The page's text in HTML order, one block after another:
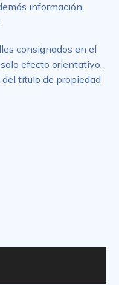
información,
consignados en el
efecto orientativo.
título de propiedad